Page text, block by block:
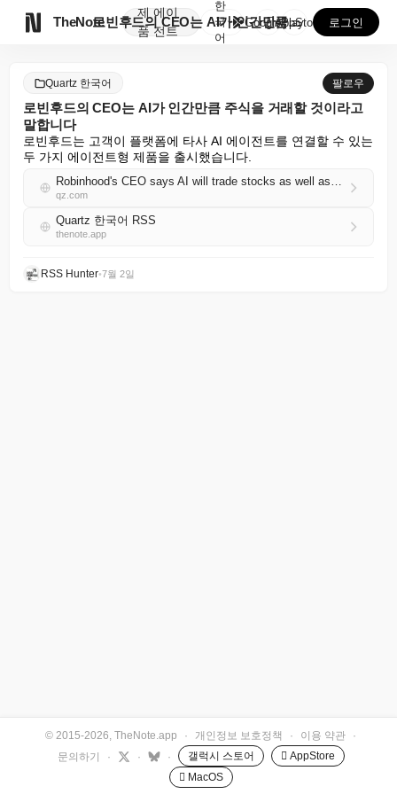
TheNote
제
품
에이
전트
로빈후드의 CEO는 AI가 인간만큼 주식을 거래할 것이...
한
국
어
GooglePlay
AppStore 로그인
Quartz 한국어 팔로우
로빈후드의 CEO는 AI가 인간만큼 주식을 거래할 것이라고
말합니다
로빈후드는 고객이 플랫폼에 타사 AI 에이전트를 연결할 수 있는
두 가지 에이전트형 제품을 출시했습니다.
Robinhood's CEO says AI will trade stocks as well as humans
qz.com
Quartz 한국어 RSS
thenote.app
RSS Hunter•7월 2일
© 2015-2026, TheNote.app · 개인정보 보호정책 · 이용 약관
·
문의하기
· · · 갤럭시 스토어
 AppStore
 MacOS